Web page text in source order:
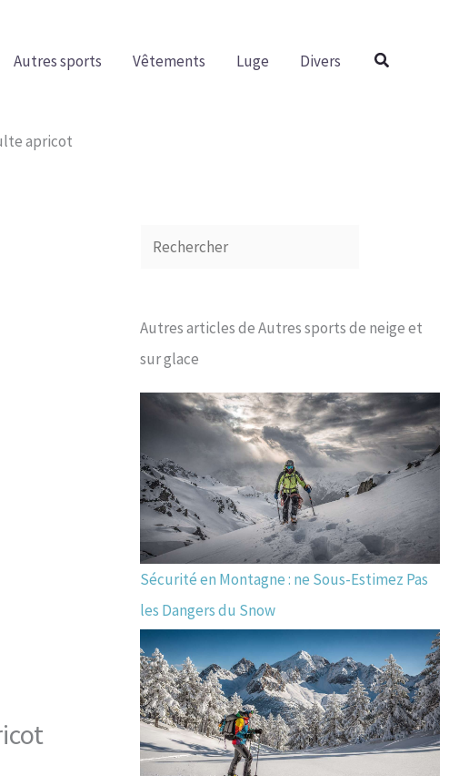
Autres sports Vêtements Luge Divers Rechercher
apricot
Autres articles de Autres sports de neige et
sur glace
Sécurité en Montagne : ne Sous-Estimez Pas
les Dangers du Snow